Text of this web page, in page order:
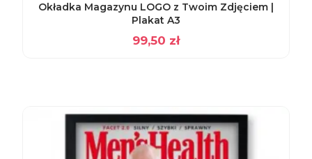
Okładka Magazynu LOGO z Twoim Zdjęciem |
Plakat A3
99,50 zł